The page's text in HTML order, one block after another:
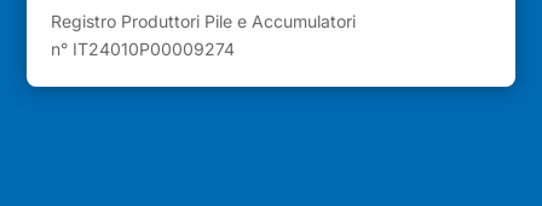
Registro Produttori Pile e Accumulatori
n° IT24010P00009274